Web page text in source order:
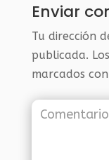
Enviar
Tu dirección
publicada.
marcados con